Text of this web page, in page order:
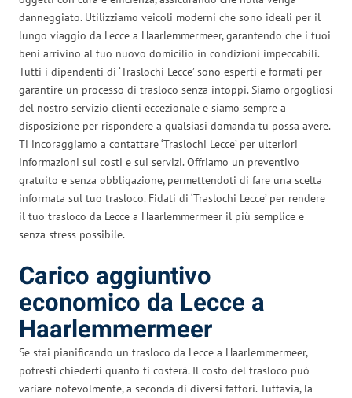
danneggiato. Utilizziamo veicoli moderni che sono ideali per il
lungo viaggio da Lecce a Haarlemmermeer, garantendo che i tuoi
beni arrivino al tuo nuovo domicilio in condizioni impeccabili.
Tutti i dipendenti di ‘Traslochi Lecce’ sono esperti e formati per
garantire un processo di trasloco senza intoppi. Siamo orgogliosi
del nostro servizio clienti eccezionale e siamo sempre a
disposizione per rispondere a qualsiasi domanda tu possa avere.
Ti incoraggiamo a contattare ‘Traslochi Lecce’ per ulteriori
informazioni sui costi e sui servizi. Offriamo un preventivo
gratuito e senza obbligazione, permettendoti di fare una scelta
informata sul tuo trasloco. Fidati di ‘Traslochi Lecce’ per rendere
il tuo trasloco da Lecce a Haarlemmermeer il più semplice e
senza stress possibile.
Carico aggiuntivo
economico da Lecce a
Haarlemmermeer
Se stai pianificando un trasloco da Lecce a Haarlemmermeer,
potresti chiederti quanto ti costerà. Il costo del trasloco può
variare notevolmente, a seconda di diversi fattori. Tuttavia, la